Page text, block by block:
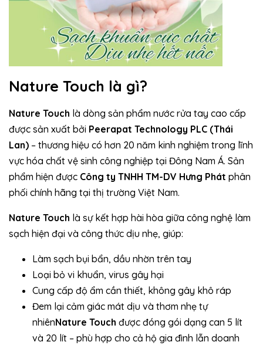
Nature Touch là gì?
Nature Touch là dòng sản phẩm nước rửa tay cao cấp
được sản xuất bởi Peerapat Technology PLC (Thái
Lan) – thương hiệu có hơn 20 năm kinh nghiệm trong lĩnh
vực hóa chất vệ sinh công nghiệp tại Đông Nam Á. Sản
phẩm hiện được Công ty TNHH TM-DV Hưng Phát phân
phối chính hãng tại thị trường Việt Nam.
Nature Touch là sự kết hợp hài hòa giữa công nghệ làm
sạch hiện đại và công thức dịu nhẹ, giúp:
Làm sạch bụi bẩn, dầu nhờn trên tay
Loại bỏ vi khuẩn, virus gây hại
Cung cấp độ ẩm cần thiết, không gây khô ráp
Đem lại cảm giác mát dịu và thơm nhẹ tự
nhiênNature Touch được đóng gói dạng can 5 lít
và 20 lít – phù hợp cho cả hộ gia đình lẫn doanh